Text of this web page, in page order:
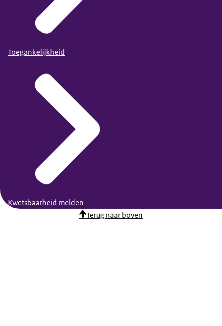
Toegankelijkheid
Kwetsbaarheid melden
Terug naar boven